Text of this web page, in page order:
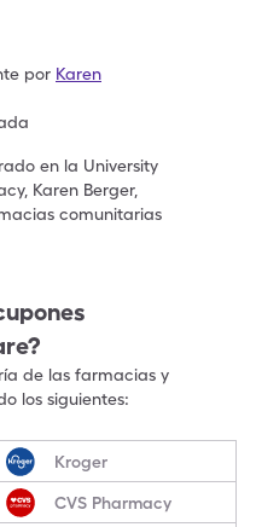
por Karen
en la University
Karen Berger,
comunitarias
de las farmacias y
los siguientes:
Kroger
CVS Pharmacy